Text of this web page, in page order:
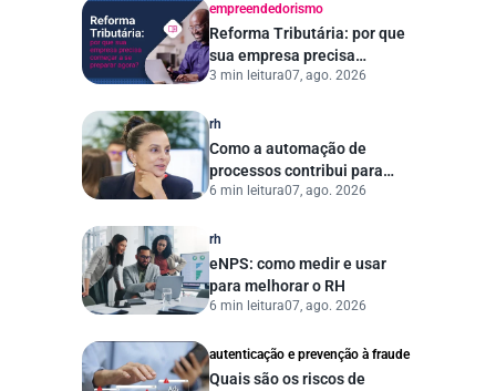
empreendedorismo
Reforma Tributária: por que
sua empresa precisa
começar a se preparar
3 min leitura07, ago. 2026
rh
Como a automação de
processos contribui para
uma gestão pública mais
6 min leitura07, ago. 2026
rh
eNPS: como medir e usar
para melhorar o RH
6 min leitura07, ago. 2026
autenticação e prevenção à fraude
Quais são os riscos de